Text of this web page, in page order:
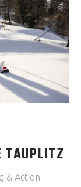
TAUPLITZ
& Action